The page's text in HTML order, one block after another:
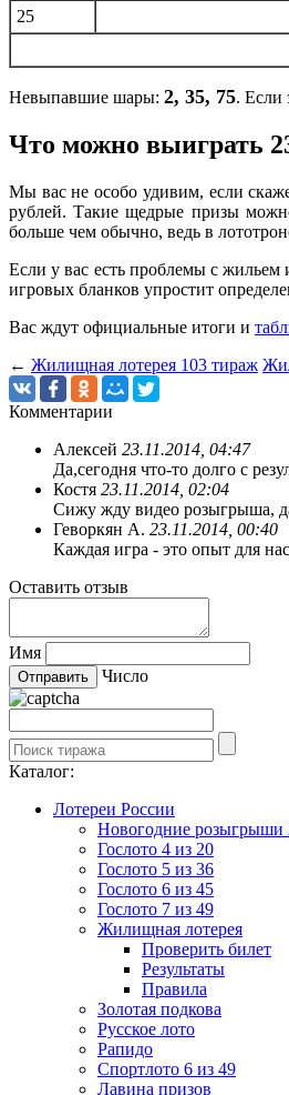
25
Невыпавшие шары: 2, 35, 75. Если
Что можно выиграть
Мы вас не особо удивим, если
рублей. Такие щедрые призы
больше чем обычно, ведь в
Если у вас есть проблемы с
игровых бланков упростит
Вас ждут официальные итоги и
← Жилищная лотерея 103 тираж
Комментарии
Алексей 23.11.2014, 04:47
Да,сегодня что-то долго с
Костя 23.11.2014, 02:04
Сижу жду видео розыгрыша,
Геворкян А. 23.11.2014, 00:40
Каждая игра - это опыт для
Оставить отзыв
Имя
Число
Каталог:
Лотереи России
Новогодние розыгрыши
Гослото 4 из 20
Гослото 5 из 36
Гослото 6 из 45
Гослото 7 из 49
Жилищная лотерея
Проверить билет
Результаты
Правила
Золотая подкова
Русское лото
Рапидо
Спортлото 6 из 49
Лавина призов